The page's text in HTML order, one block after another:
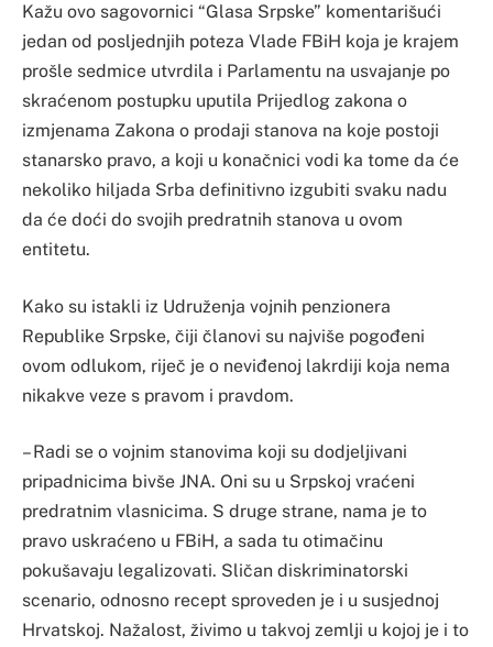
Kažu ovo sagovornici “Glasa Srpske” komentarišući
jedan od posljednjih poteza Vlade FBiH koja je krajem
prošle sedmice utvrdila i Parlamentu na usvajanje po
skraćenom postupku uputila Prijedlog zakona o
izmjenama Zakona o prodaji stanova na koje postoji
stanarsko pravo, a koji u konačnici vodi ka tome da će
nekoliko hiljada Srba definitivno izgubiti svaku nadu
da će doći do svojih predratnih stanova u ovom
entitetu.
Kako su istakli iz Udruženja vojnih penzionera
Republike Srpske, čiji članovi su najviše pogođeni
ovom odlukom, riječ je o neviđenoj lakrdiji koja nema
nikakve veze s pravom i pravdom.
– Radi se o vojnim stanovima koji su dodjeljivani
pripadnicima bivše JNA. Oni su u Srpskoj vraćeni
predratnim vlasnicima. S druge strane, nama je to
pravo uskraćeno u FBiH, a sada tu otimačinu
pokušavaju legalizovati. Sličan diskriminatorski
scenario, odnosno recept sproveden je i u susjednoj
Hrvatskoj. Nažalost, živimo u takvoj zemlji u kojoj je i to